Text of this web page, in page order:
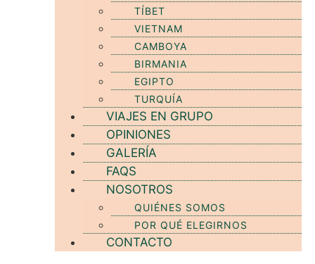
TÍBET
VIETNAM
CAMBOYA
BIRMANIA
EGIPTO
TURQUÍA
VIAJES EN GRUPO
OPINIONES
GALERÍA
FAQS
NOSOTROS
QUIÉNES SOMOS
POR QUÉ ELEGIRNOS
CONTACTO